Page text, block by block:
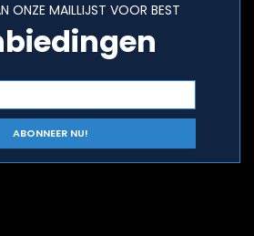
ONZE MAILLIJST VOOR BEST